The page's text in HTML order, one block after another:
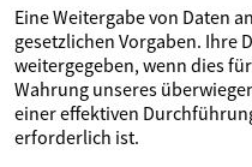
Eine Weitergabe von Daten
gesetzlichen Vorgaben. Ihre
weitergegeben, wenn dies
Wahrung unseres
einer effektiven
erforderlich ist.